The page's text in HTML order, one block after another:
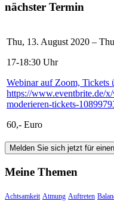
nächster Termin
Thu, 13. August 2020 –
17-18:30 Uhr
Webinar auf Zoom, Tickets
https://www.eventbrite.de/
moderieren-tickets-
60,- Euro
Melden Sie sich jetzt für
Meine Themen
Achtsamkeit Atmung Auftreten